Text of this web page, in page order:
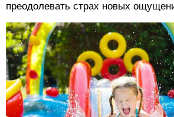
преодолевать страх новых